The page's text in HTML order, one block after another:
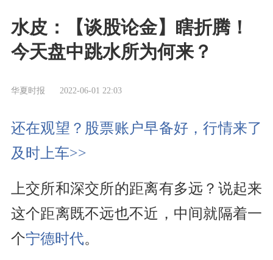
水皮：【谈股论金】瞎折腾！
今天盘中跳水所为何来？
华夏时报 2022-06-01 22:03
还在观望？股票账户早备好，行情来了
及时上车>>
上交所和深交所的距离有多远？说起来
这个距离既不远也不近，中间就隔着一
个宁德时代。